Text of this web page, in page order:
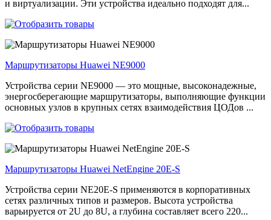
и виртуализации. Эти устройства идеально подходят для...
Маршрутизаторы Huawei NE9000
Устройства серии NE9000 — это мощные, высоконадежные,
энергосберегающие маршрутизаторы, выполняющие функции
основных узлов в крупных сетях взаимодействия ЦОДов ...
Маршрутизаторы Huawei NetEngine 20E-S
Устройства серии NE20E-S применяются в корпоративных
сетях различных типов и размеров. Высота устройства
варьируется от 2U до 8U, а глубина составляет всего 220...